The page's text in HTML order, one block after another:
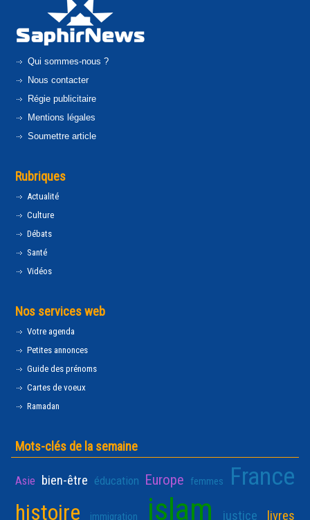
Qui sommes-nous ?
Nous contacter
Régie publicitaire
Mentions légales
Soumettre article
Rubriques
Actualité
Culture
Débats
Santé
Vidéos
Nos services web
Votre agenda
Petites annonces
Guide des prénoms
Cartes de voeux
Ramadan
Mots-clés de la semaine
Asie bien-être éducation Europe femmes France
histoire immigration islam justice livres